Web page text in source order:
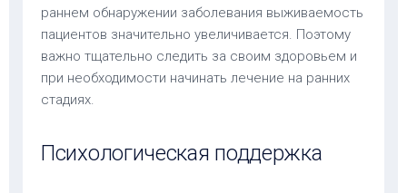
раннем обнаружении заболевания выживаемость
пациентов значительно увеличивается. Поэтому
важно тщательно следить за своим здоровьем и
при необходимости начинать лечение на ранних
стадиях.
Психологическая поддержка